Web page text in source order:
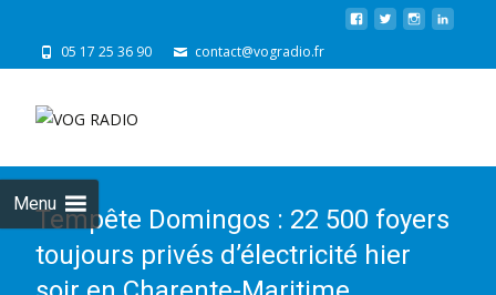
05 17 25 36 90 contact@vogradio.fr
Menu
Tempête Domingos : 22 500 foyers
toujours privés d’électricité hier